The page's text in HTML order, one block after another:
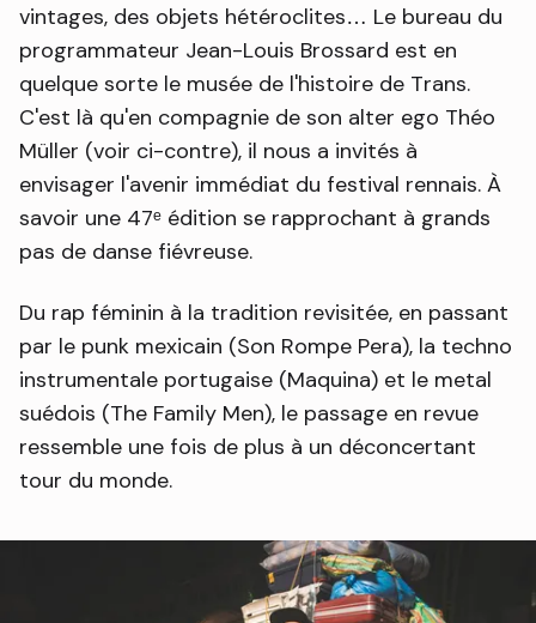
vintages, des objets hétéroclites… Le bureau du
programmateur Jean-Louis Brossard est en
quelque sorte le musée de l'histoire de Trans.
C'est là qu'en compagnie de son alter ego Théo
Müller (voir ci-contre), il nous a invités à
envisager l'avenir immédiat du festival rennais. À
savoir une 47ᵉ édition se rapprochant à grands
pas de danse fiévreuse.
Du rap féminin à la tradition revisitée, en passant
par le punk mexicain (Son Rompe Pera), la techno
instrumentale portugaise (Maquina) et le metal
suédois (The Family Men), le passage en revue
ressemble une fois de plus à un déconcertant
tour du monde.